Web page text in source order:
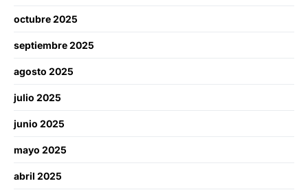
octubre 2025
septiembre 2025
agosto 2025
julio 2025
junio 2025
mayo 2025
abril 2025